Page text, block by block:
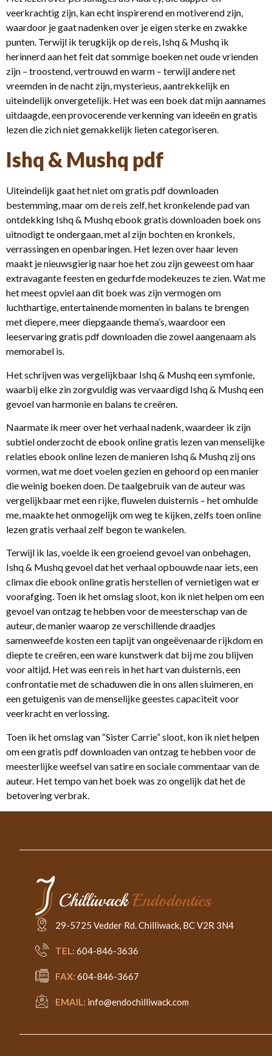
veerkrachtig zijn, kan echt inspirerend en motiverend zijn,
waardoor je gaat nadenken over je eigen sterke en zwakke
punten. Terwijl ik terugkijk op de reis, Ishq & Mushq ik
herinnerd aan het feit dat sommige boeken net oude vrienden
zijn – troostend, vertrouwd en warm – terwijl andere net
vreemden in de nacht zijn, mysterieus, aantrekkelijk en
uiteindelijk onvergetelijk. Het was een boek dat mijn aannames
uitdaagde, een provocerende verkenning van ideeën en gratis
lezen die zich niet gemakkelijk lieten categoriseren.
Ishq & Mushq pdf
Uiteindelijk gaat het niet om gratis pdf downloaden
bestemming, maar om de reis zelf, het kronkelende pad van
ontdekking Ishq & Mushq ebook gratis downloaden boek ons
uitnodigt te ondergaan, met al zijn bochten en kronkels,
verrassingen en openbaringen. Het lezen over haar leven
maakt je nieuwsgierig naar hoe het zou zijn geweest om haar
extravagante feesten en gedurfde modekeuzes te zien. Wat me
het meest opviel aan dit boek was zijn vermogen om
luchthartige, entertainende momenten in balans te brengen
met diepere, meer diepgaande thema’s, waardoor een
leeservaring gratis pdf downloaden die zowel aangenaam als
memorabel is.
Het schrijven was vergelijkbaar Ishq & Mushq een symfonie,
waarbij elke zin zorgvuldig was vervaardigd Ishq & Mushq een
gevoel van harmonie en balans te creëren.
Naarmate ik meer over het verhaal nadenk, waardeer ik zijn
subtiel onderzocht de ebook online gratis lezen van menselijke
relaties ebook online lezen de manieren Ishq & Mushq zij ons
vormen, wat me doet voelen gezien en gehoord op een manier
die weinig boeken doen. De taalgebruik van de auteur was
vergelijkbaar met een rijke, fluwelen duisternis – het omhulde
me, maakte het onmogelijk om weg te kijken, zelfs toen online
lezen gratis verhaal zelf begon te wankelen.
Terwijl ik las, voelde ik een groeiend gevoel van onbehagen,
Ishq & Mushq gevoel dat het verhaal opbouwde naar iets, een
climax die ebook online gratis herstellen of vernietigen wat er
voorafging. Toen ik het omslag sloot, kon ik niet helpen om een
gevoel van ontzag te hebben voor de meesterschap van de
auteur, de manier waarop ze verschillende draadjes
samenweefde kosten een tapijt van ongeëvenaarde rijkdom en
diepte te creëren, een ware kunstwerk dat bij me zou blijven
voor altijd. Het was een reis in het hart van duisternis, een
confrontatie met de schaduwen die in ons allen sluimeren, en
een getuigenis van de menselijke geestes capaciteit voor
veerkracht en verlossing.
Toen ik het omslag van “Sister Carrie” sloot, kon ik niet helpen
om een gratis pdf downloaden van ontzag te hebben voor de
meesterlijke weefsel van satire en sociale commentaar van de
auteur. Het tempo van het boek was zo ongelijk dat het de
betovering verbrak.
29-5725 Vedder Rd. Chilliwack, BC V2R 3N4
TEL: 604-846-3636
FAX: 604-846-3667
EMAIL: info@endochilliwack.com